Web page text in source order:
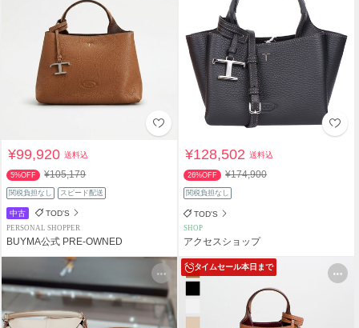
¥99,920送料込
5%OFF ¥105,179
関税負担なし スピード配送
中古 TOD'S
PERSONAL SHOPPER
BUYMA公式 PRE-OWNED
¥128,502送料込
26%OFF ¥174,900
関税負担なし
TOD'S
SHOP
アクセスショップ
タイムセール本日まで